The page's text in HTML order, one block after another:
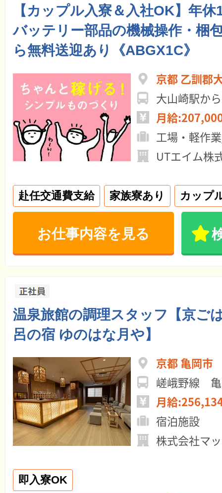
【カップル入寮＆入社OK】年
バッテリー部品の機械操作・梱
ら無料送迎あり《ABGX1C》
京都 乙訓郡
月給
工場・軽作
UTエイム株
赴任交通費支給 家族寮あり カップ
お仕事内容を見る
温泉旅館の調理スタッフ【京ご
呂の宿 ゆのはな月や】
京都 亀岡市
嵯峨野線 亀
月給
宿泊施設
株式会社マ
即入寮OK